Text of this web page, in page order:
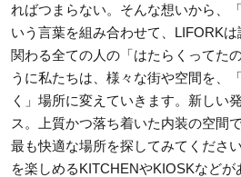
ればつまらない。そんな想いから、
いう言葉を組み合わせて、LIFORK
関わる全ての人の「はたらくってた
うに私たちは、様々な街や空間を、
く」場所に変えていきます。新しい
ス。上質かつ落ち着いた内装の空間
最も快適な場所を探してみてくださ
を楽しめるKITCHENやKIOSKなど